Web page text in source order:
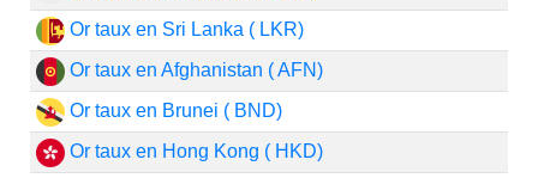
Or taux en Sri Lanka ( LKR)
Or taux en Afghanistan ( AFN)
Or taux en Brunei ( BND)
Or taux en Hong Kong ( HKD)